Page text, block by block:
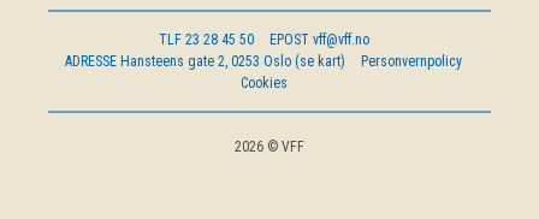
BRANSJENORMER
TLF 23 28 45 50 EPOST vff@vff.no
ADRESSE Hansteens gate 2, 0253 Oslo (se kart)
Personvernpolicy
Cookies
2026 © VFF